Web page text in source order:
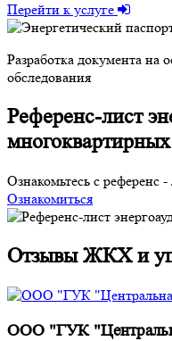
Перейти к услуге
Разработка документа на
обследования
Референс-лист
Ознакомьтесь с референс
Ознакомиться
Отзывы ЖКХ и
ООО "ГУК